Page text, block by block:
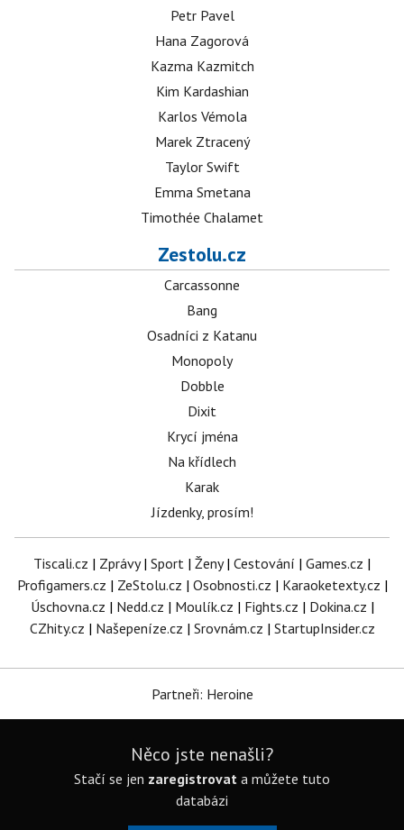
Petr Pavel
Hana Zagorová
Kazma Kazmitch
Kim Kardashian
Karlos Vémola
Marek Ztracený
Taylor Swift
Emma Smetana
Timothée Chalamet
Zestolu.cz
Carcassonne
Bang
Osadníci z Katanu
Monopoly
Dobble
Dixit
Krycí jména
Na křídlech
Karak
Jízdenky, prosím!
Tiscali.cz | Zprávy| Sport | Ženy| Cestování | Games.cz |
Profigamers.cz | ZeStolu.cz | Osobnosti.cz | Karaoketexty.cz |
Úschovna.cz | Nedd.cz | Moulík.cz | Fights.cz | Dokina.cz |
CZhity.cz | Našepeníze.cz | Srovnám.cz | StartupInsider.cz
Partneři: Heroine
Něco jste nenašli?
Stačí se jen zaregistrovat a můžete tuto
databázi